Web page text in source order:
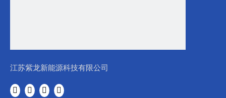
江苏紫龙新能源科技有限公司